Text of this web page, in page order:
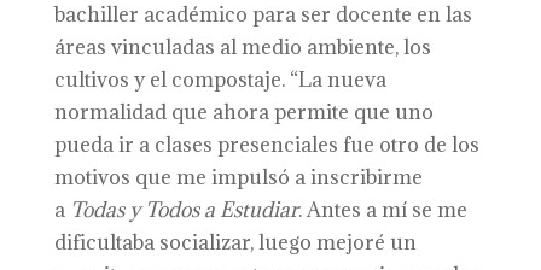
bachiller académico para ser docente en las
áreas vinculadas al medio ambiente, los
cultivos y el compostaje. “La nueva
normalidad que ahora permite que uno
pueda ir a clases presenciales fue otro de los
motivos que me impulsó a inscribirme
a Todas y Todos a Estudiar. Antes a mí se me
dificultaba socializar, luego mejoré un